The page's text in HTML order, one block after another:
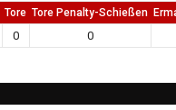
Tore Tore Penalty-Schießen
0 0